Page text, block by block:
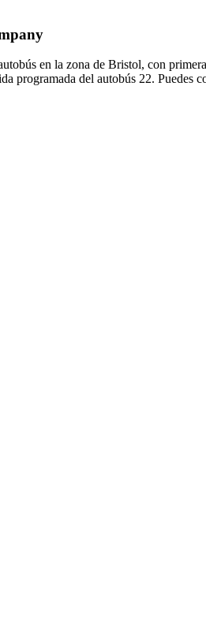
en la zona de Bristol, con
programada del autobús 22.